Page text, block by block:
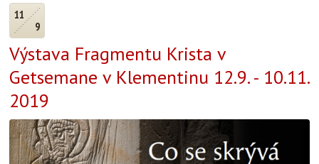
11
9
Výstava Fragmentu Krista v
Getsemane v Klementinu 12.9. - 10.11.
2019